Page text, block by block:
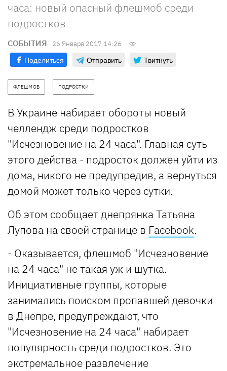
часа: новый опасный флешмоб среди
подростков
СОБЫТИЯ 26 Января 2017 14:26
Поделиться Отправить Твитнуть
ФЛЕШМОБ ПОДРОСТКИ
В Украине набирает обороты новый
челлендж среди подростков
"Исчезновение на 24 часа". Главная суть
этого действа - подросток должен уйти из
дома, никого не предупредив, а вернуться
домой может только через сутки.
Об этом сообщает днепрянка Татьяна
Лупова на своей странице в Facebook.
- Оказывается, флешмоб "Исчезновение
на 24 часа" не такая уж и шутка.
Инициативные группы, которые
занимались поиском пропавшей девочки
в Днепре, предупреждают, что
"Исчезновение на 24 часа" набирает
популярность среди подростков. Это
экстремальное развлечение